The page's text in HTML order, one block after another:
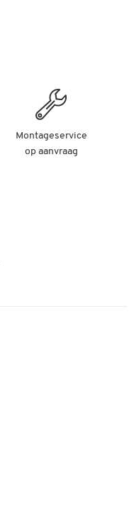
Montageservice
op aanvraag